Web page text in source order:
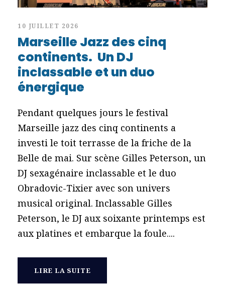
10 JUILLET 2026
Marseille Jazz des cinq
continents. Un DJ
inclassable et un duo
énergique
Pendant quelques jours le festival
Marseille jazz des cinq continents a
investi le toit terrasse de la friche de la
Belle de mai. Sur scène Gilles Peterson, un
DJ sexagénaire inclassable et le duo
Obradovic-Tixier avec son univers
musical original. Inclassable Gilles
Peterson, le DJ aux soixante printemps est
aux platines et embarque la foule....
LIRE LA SUITE